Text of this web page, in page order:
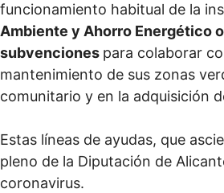
funcionamiento habitual de la
Ambiente y Ahorro Energético
subvenciones para colaborar
mantenimiento de sus zonas
comunitario y en la adquisición
Estas líneas de ayudas, que
pleno de la Diputación de
coronavirus.